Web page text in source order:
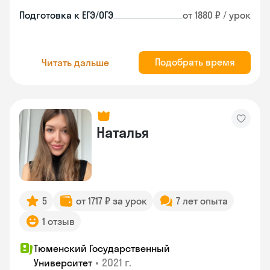
Подготовка к ЕГЭ/ОГЭ от 1880 ₽ / урок
Читать дальше Подобрать время
Наталья
5 от 1717 ₽ за урок
7 лет опыта
1 отзыв
Тюменский Государственный
Университет • 2021 г.